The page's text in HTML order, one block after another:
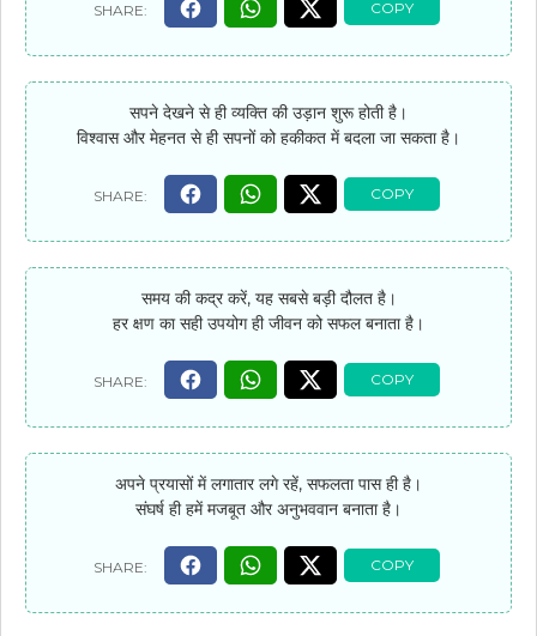
सपने देखने से ही व्यक्ति की उड़ान शुरू होती है।
विश्वास और मेहनत से ही सपनों को हकीकत में बदला जा सकता है।
समय की कद्र करें, यह सबसे बड़ी दौलत है।
हर क्षण का सही उपयोग ही जीवन को सफल बनाता है।
अपने प्रयासों में लगातार लगे रहें, सफलता पास ही है।
संघर्ष ही हमें मजबूत और अनुभववान बनाता है।